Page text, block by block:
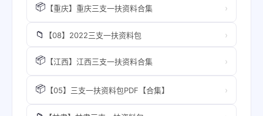
📦 【重庆】重庆三支一扶资料合集 ›
📁 【08】2022三支一扶资料包 ›
📦 【江西】江西三支一扶资料合集 ›
📦 【05】三支一扶资料包PDF【合集】 ›